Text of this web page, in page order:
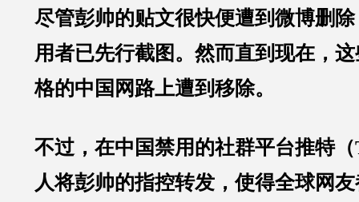
尽管彭帅的贴文很快便遭到微博删
用者已先行截图。然而直到现在，
格的中国网路上遭到移除。
不过，在中国禁用的社群平台推特
人将彭帅的指控转发，使得全球网